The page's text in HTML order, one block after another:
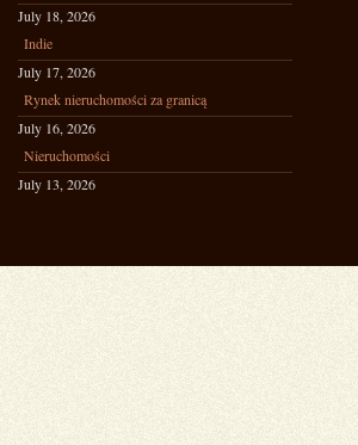
July 18, 2026
Indie
July 17, 2026
Rynek nieruchomości za granicą
July 16, 2026
Nieruchomości
July 13, 2026